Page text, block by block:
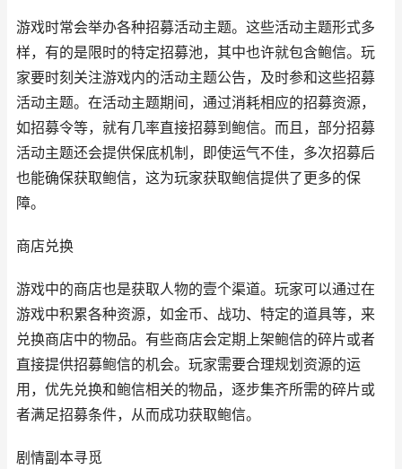
游戏时常会举办各种招募活动主题。这些活动主题形式多
样，有的是限时的特定招募池，其中也许就包含鲍信。玩
家要时刻关注游戏内的活动主题公告，及时参和这些招募
活动主题。在活动主题期间，通过消耗相应的招募资源，
如招募令等，就有几率直接招募到鲍信。而且，部分招募
活动主题还会提供保底机制，即使运气不佳，多次招募后
也能确保获取鲍信，这为玩家获取鲍信提供了更多的保
障。
商店兑换
游戏中的商店也是获取人物的壹个渠道。玩家可以通过在
游戏中积累各种资源，如金币、战功、特定的道具等，来
兑换商店中的物品。有些商店会定期上架鲍信的碎片或者
直接提供招募鲍信的机会。玩家需要合理规划资源的运
用，优先兑换和鲍信相关的物品，逐步集齐所需的碎片或
者满足招募条件，从而成功获取鲍信。
剧情副本寻觅